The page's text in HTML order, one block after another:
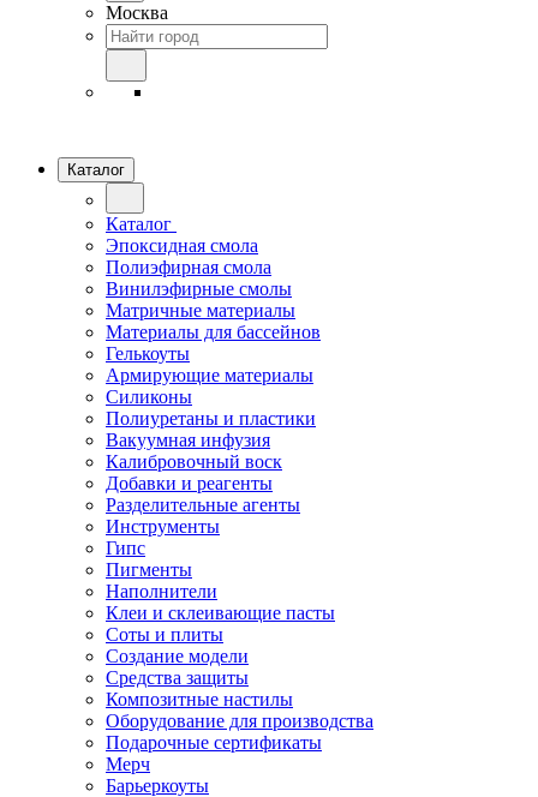
Москва
Каталог
Каталог
Эпоксидная смола
Полиэфирная смола
Винилэфирные смолы
Матричные материалы
Материалы для бассейнов
Гелькоуты
Армирующие материалы
Силиконы
Полиуретаны и пластики
Вакуумная инфузия
Калибровочный воск
Добавки и реагенты
Разделительные агенты
Инструменты
Гипс
Пигменты
Наполнители
Клеи и склеивающие пасты
Соты и плиты
Создание модели
Средства защиты
Композитные настилы
Оборудование для производства
Подарочные сертификаты
Мерч
Барьеркоуты